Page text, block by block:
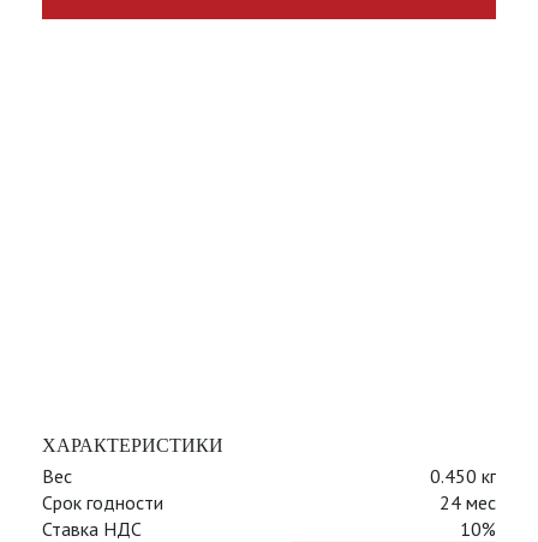
ХАРАКТЕРИСТИКИ
Вес
0.450 кг
Срок годности
24 мес
Ставка НДС
10%